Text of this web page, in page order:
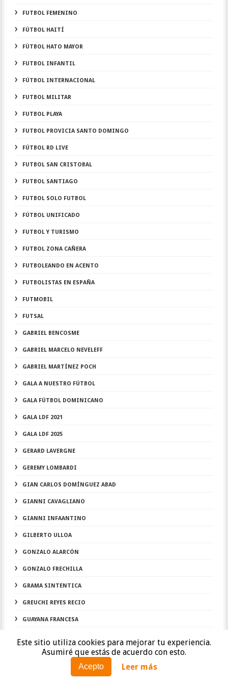
Este sitio utiliza cookies para mejorar tu experiencia.
Asumiré que estás de acuerdo con esto.
Acepto Leer más
FUTBOL FEMENINO
FÚTBOL HAITÍ
FÚTBOL HATO MAYOR
FUTBOL INFANTIL
FÚTBOL INTERNACIONAL
FUTBOL MILITAR
FUTBOL PLAYA
FUTBOL PROVICIA SANTO DOMINGO
FÚTBOL RD LIVE
FUTBOL SAN CRISTOBAL
FUTBOL SANTIAGO
FUTBOL SOLO FUTBOL
FÚTBOL UNIFICADO
FUTBOL Y TURISMO
FUTBOL ZONA CAÑERA
FUTBOLEANDO EN ACENTO
FUTBOLISTAS EN ESPAÑA
FUTMOBIL
FUTSAL
GABRIEL BENCOSME
GABRIEL MARCELO NEVELEFF
GABRIEL MARTÍNEZ POCH
GALA A NUESTRO FÚTBOL
GALA FÚTBOL DOMINICANO
GALA LDF 2021
GALA LDF 2025
GERARD LAVERGNE
GEREMY LOMBARDI
GIAN CARLOS DOMÍNGUEZ ABAD
GIANNI CAVAGLIANO
GIANNI INFAANTINO
GILBERTO ULLOA
GONZALO ALARCÓN
GONZALO FRECHILLA
GRAMA SINTENTICA
GREUCHI REYES RECIO
GUAYANA FRANCESA
HEINZ BARMETTLER